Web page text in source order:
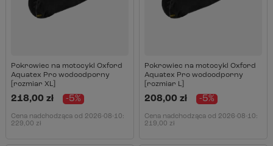
Pokrowiec na motocykl Oxford
Aquatex Pro wodoodporny
[rozmiar XL]
218,00 zł -5%
Cena nadchodząca od 2026-08-10:
229,00 zł
Pokrowiec na motocykl Oxford
Aquatex Pro wodoodporny
[rozmiar L]
208,00 zł -5%
Cena nadchodząca od 2026-08-10:
219,00 zł